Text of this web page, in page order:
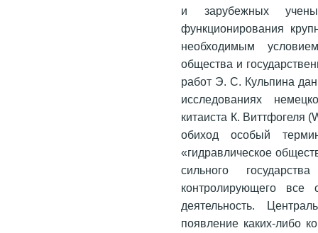
и зарубежных
функционирования
необходимым
общества и
работ Э. С. Кульпина
исследованиях
китаиста К. Виттфогеля
обиход особый
«гидравлическое
сильного
контролирующего все
деятельность.
появление каких-либо